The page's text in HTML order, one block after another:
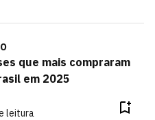
que mais compraram
em 2025
leitura